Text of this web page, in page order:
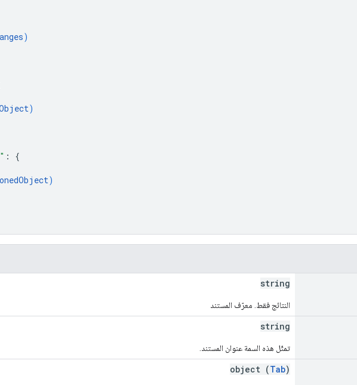
)
)
: {
)
string
النتائج فقط. معرّف المستند
string
تمثّل هذه السمة عنوان المستند.
object (Tab)